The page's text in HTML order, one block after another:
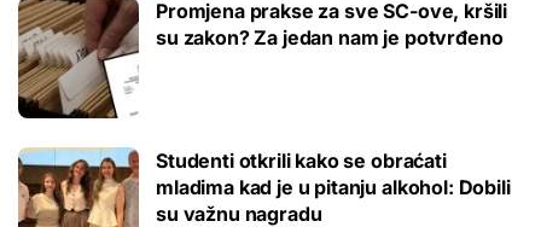
Promjena prakse za sve SC-ove, kršili
su zakon? Za jedan nam je potvrđeno
Studenti otkrili kako se obraćati
mladima kad je u pitanju alkohol: Dobili
su važnu nagradu